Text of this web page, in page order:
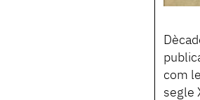
com
segle